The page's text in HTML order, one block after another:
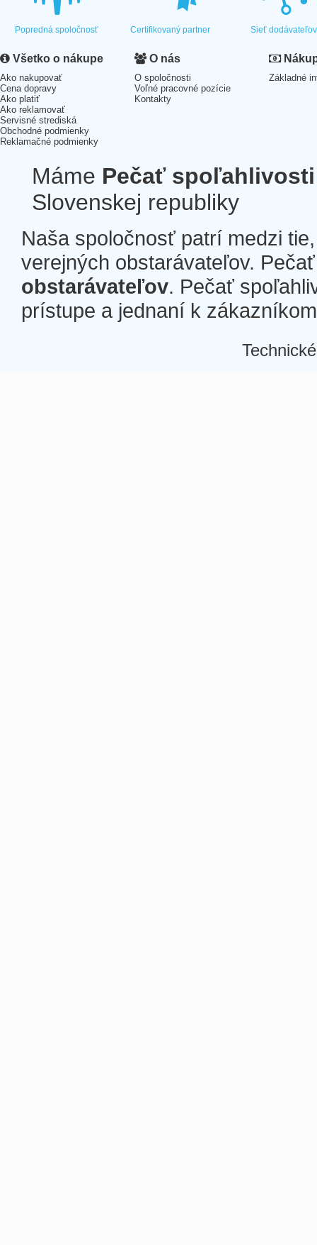
Popredná spoločnosť Certifikovaný partner Sieť dodávateľov
Všetko o nákupe
Ako nakupovať
Cena dopravy
Ako platiť
Ako reklamovať
Servisné strediská
Obchodné podmienky
Reklamačné podmienky
O nás
O spoločnosti
Voľné pracovné pozície
Kontakty
Základné
Máme Pečať spoľahlivosti
Slovenskej republiky
Naša spoločnosť patrí medzi
verejných obstarávateľov.
obstarávateľov. Pečať
prístupe a jednaní k